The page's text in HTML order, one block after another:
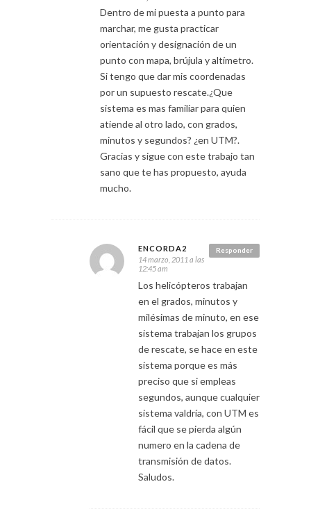
Dentro de mi puesta a punto para
marchar, me gusta practicar
orientación y designación de un
punto con mapa, brújula y altímetro.
Si tengo que dar mis coordenadas
por un supuesto rescate.¿Que
sistema es mas familiar para quien
atiende al otro lado, con grados,
minutos y segundos? ¿en UTM?.
Gracias y sigue con este trabajo tan
sano que te has propuesto, ayuda
mucho.
Responder
ENCORDA2
14 marzo, 2011 a las
12:45 am
Los helicópteros trabajan
en el grados, minutos y
milésimas de minuto, en ese
sistema trabajan los grupos
de rescate, se hace en este
sistema porque es más
preciso que si empleas
segundos, aunque cualquier
sistema valdría, con UTM es
fácil que se pierda algún
numero en la cadena de
transmisión de datos.
Saludos.